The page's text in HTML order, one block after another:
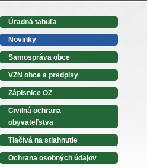
Úradná tabuľa
Novinky
Samospráva obce
VZN obce a predpisy
Zápisnice OZ
Civilná ochrana
obyvateľstva
Tlačivá na stiahnutie
Ochrana osobných údajov